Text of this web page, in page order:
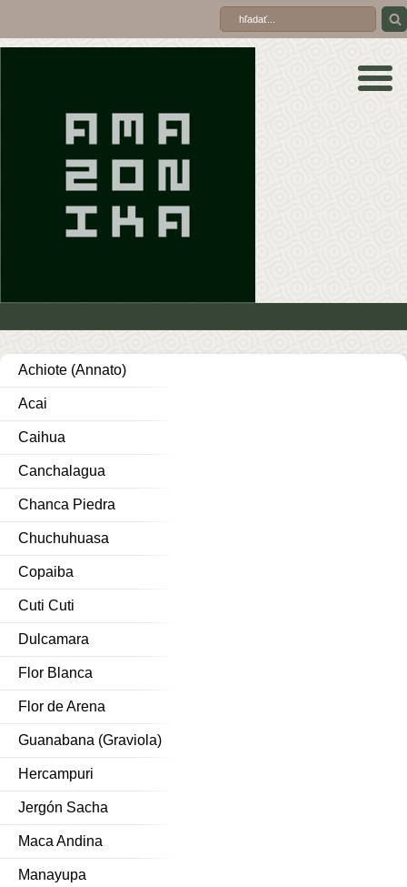
Achiote (Annato)
Acai
Caihua
Canchalagua
Chanca Piedra
Chuchuhuasa
Copaiba
Cuti Cuti
Dulcamara
Flor Blanca
Flor de Arena
Guanabana (Graviola)
Hercampuri
Jergón Sacha
Maca Andina
Manayupa